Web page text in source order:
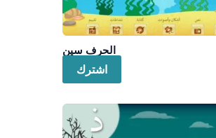
الحرف سين
اشترك